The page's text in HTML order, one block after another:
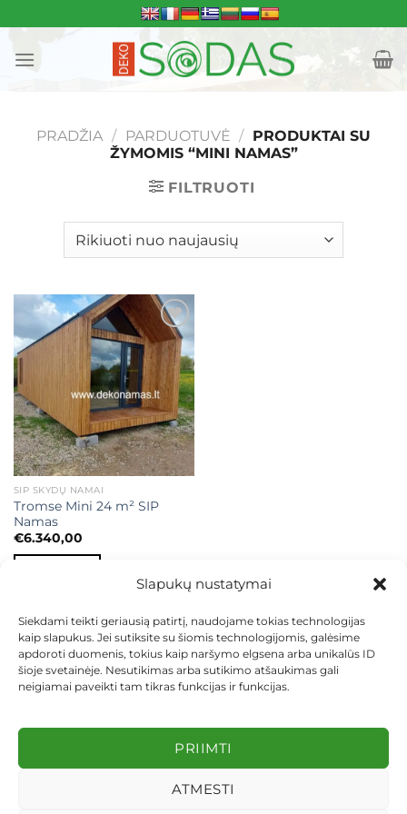
Slapukų nustatymai
Siekdami teikti geriausią patirtį, naudojame tokias technologijas
kaip slapukus. Jei sutiksite su šiomis technologijomis, galėsime
apdoroti duomenis, tokius kaip naršymo elgsena arba unikalūs ID
šioje svetainėje. Nesutikimas arba sutikimo atšaukimas gali
neigiamai paveikti tam tikras funkcijas ir funkcijas.
PRIIMTI
ATMESTI
to
content
PRADŽIA / PARDUOTUVĖ / PRODUKTAI SU
ŽYMOMIS “MINI NAMAS”
FILTRUOTI
Mėgstamiausias
SIP SKYDŲ NAMAI
Tromse Mini 24 m² SIP
Namas
€6.340,00
KEITIMAS IR GRĄŽINIMAS
PRIVATUMO POLITIKA
Visos teisės saugomos 2026 ©dekosodas.lt